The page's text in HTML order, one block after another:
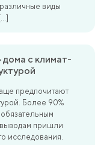
виды
с климат-
предпочитают
Более 90%
пришли
исследования.